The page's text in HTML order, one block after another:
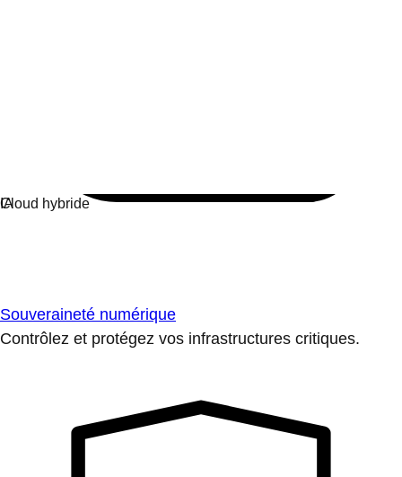
Souveraineté numérique
Contrôlez et protégez vos infrastructures critiques.